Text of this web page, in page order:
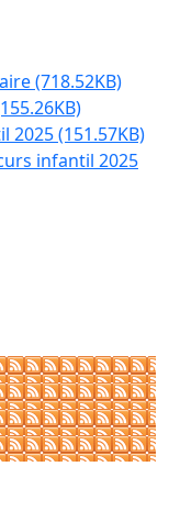
(718.52KB)
2025(151.57KB)
infantil 2025